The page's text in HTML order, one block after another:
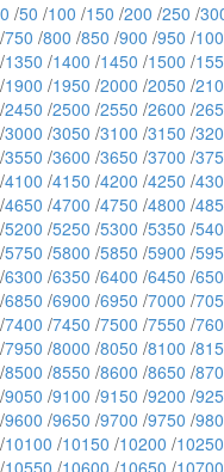
0 /50 /100 /150 /200 /250 /
/750 /800 /850 /900 /950 /
/1350 /1400 /1450 /1500 /
/1900 /1950 /2000 /2050 /
/2450 /2500 /2550 /2600 /
/3000 /3050 /3100 /3150 /
/3550 /3600 /3650 /3700 /
/4100 /4150 /4200 /4250 /
/4650 /4700 /4750 /4800 /
/5200 /5250 /5300 /5350 /
/5750 /5800 /5850 /5900 /
/6300 /6350 /6400 /6450 /
/6850 /6900 /6950 /7000 /
/7400 /7450 /7500 /7550 /
/7950 /8000 /8050 /8100 /
/8500 /8550 /8600 /8650 /
/9050 /9100 /9150 /9200 /
/9600 /9650 /9700 /9750 /
/10100 /10150 /10200 /10250
/10550 /10600 /10650 /10700